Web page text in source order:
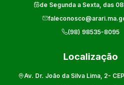
de Segunda a Sexta, das
(98) 98535-8095
Localização
Av. Dr. João da Silva Lima, 2-